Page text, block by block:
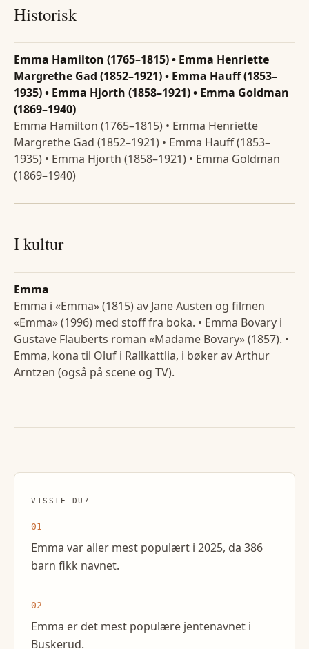
Historisk
Emma Hamilton (1765–1815) • Emma Henriette
Margrethe Gad (1852–1921) • Emma Hauff (1853–
1935) • Emma Hjorth (1858–1921) • Emma Goldman
(1869–1940)
Emma Hamilton (1765–1815) • Emma Henriette
Margrethe Gad (1852–1921) • Emma Hauff (1853–
1935) • Emma Hjorth (1858–1921) • Emma Goldman
(1869–1940)
I kultur
Emma
Emma i «Emma» (1815) av Jane Austen og filmen
«Emma» (1996) med stoff fra boka. • Emma Bovary i
Gustave Flauberts roman «Madame Bovary» (1857). •
Emma, kona til Oluf i Rallkattlia, i bøker av Arthur
Arntzen (også på scene og TV).
VISSTE DU?
01
Emma var aller mest populært i 2025, da 386
barn fikk navnet.
02
Emma er det mest populære jentenavnet i
Buskerud.